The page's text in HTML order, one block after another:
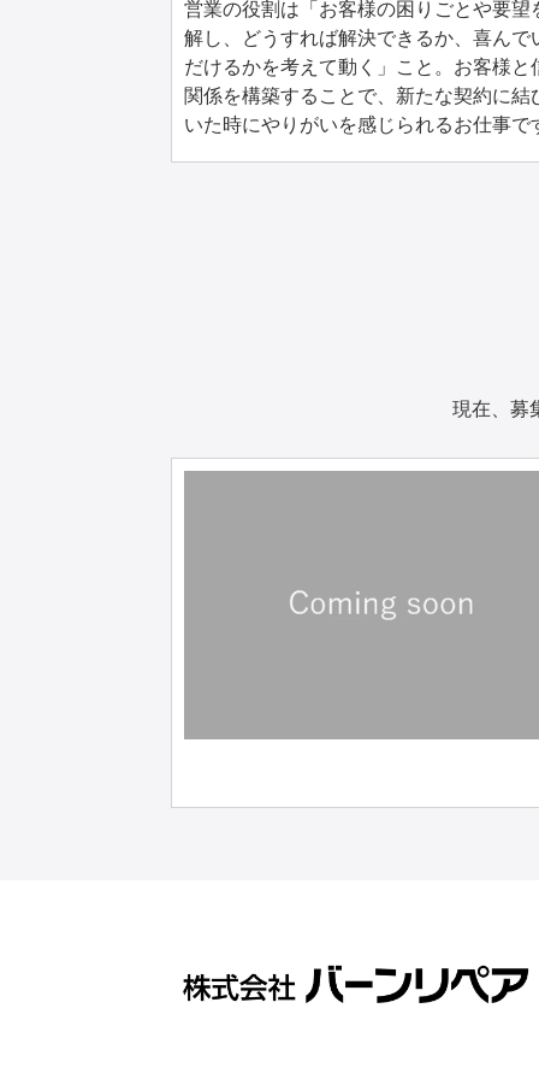
営業の役割は「お客様の困りごとや要望
解し、どうすれば解決できるか、喜んで
だけるかを考えて動く」こと。お客様と
関係を構築することで、新たな契約に結
いた時にやりがいを感じられるお仕事で
現在、募